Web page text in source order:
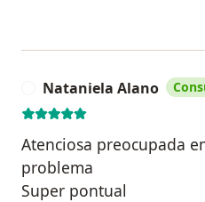
Nataniela Alano
Atenciosa preocupada
problema
Super pontual